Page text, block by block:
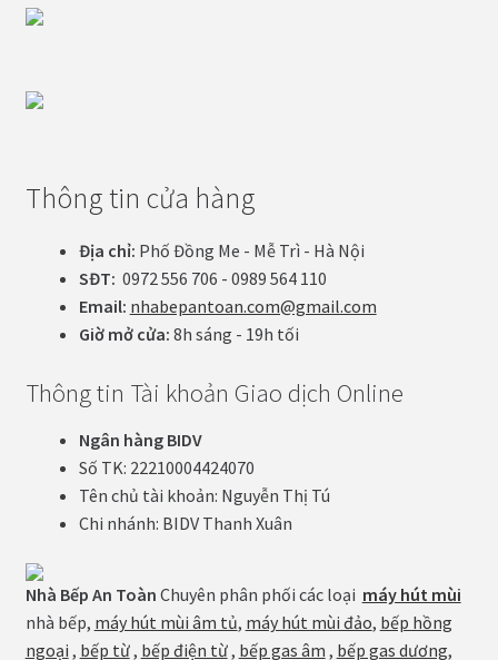
Thông tin cửa hàng
Địa chỉ: Phố Đồng Me - Mễ Trì - Hà Nội
SĐT: 0972 556 706 - 0989 564 110
Email: nhabepantoan.com@gmail.com
Giờ mở cửa: 8h sáng - 19h tối
Thông tin Tài khoản Giao dịch Online
Ngân hàng BIDV
Số TK: 22210004424070
Tên chủ tài khoản: Nguyễn Thị Tú
Chi nhánh: BIDV Thanh Xuân
Nhà Bếp An Toàn Chuyên phân phối các loại máy hút mùi
nhà bếp, máy hút mùi âm tủ, máy hút mùi đảo, bếp hồng
ngoại , bếp từ, bếp điện từ, bếp gas âm , bếp gas dương,